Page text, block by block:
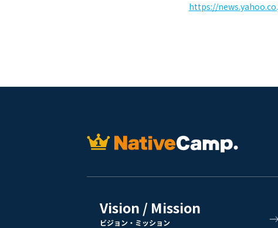
https://
Vision / Mission
ビジョン・ミッション